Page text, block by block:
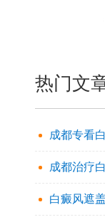
热门文
成都专看
成都治疗
白癜风遮